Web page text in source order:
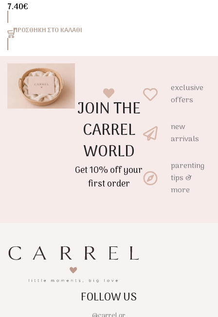
7.40€
ΠΡΟΣΘΉΚΗ ΣΤΟ ΚΑΛΆΘΙ
JOIN THE
CARREL
WORLD
Get 10% off your
first order
exclusive
offers
new
arrivals
parenting
tips &
more
FOLLOW US